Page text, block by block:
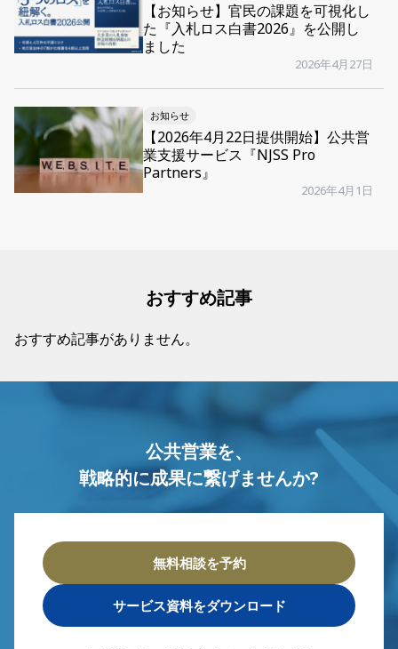
【お知らせ】官民の課題を可視化し
た『入札ロス白書2026』を公開し
ました
2026年4月27日
お知らせ
【2026年4月22日提供開始】公共営
業支援サービス『NJSS Pro
Partners』
2026年4月1日
おすすめ記事
おすすめ記事がありません。
公共営業を、
戦略的に成果に繋げませんか?
無料相談を予約
サービス資料をダウンロード